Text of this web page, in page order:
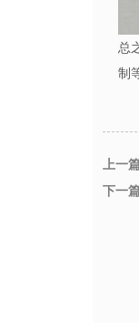
总
制
上一
下一